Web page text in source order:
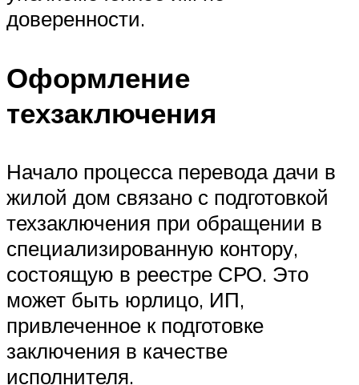
доверенности.
Оформление
техзаключения
Начало процесса перевода дачи в
жилой дом связано с подготовкой
техзаключения при обращении в
специализированную контору,
состоящую в реестре СРО. Это
может быть юрлицо, ИП,
привлеченное к подготовке
заключения в качестве
исполнителя.